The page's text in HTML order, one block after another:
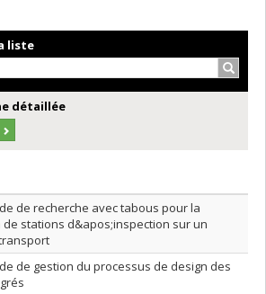
liste
détaillée
ordre décroissant
de recherche avec tabous pour la
stations d&apos;inspection sur un
de gestion du processus de design des